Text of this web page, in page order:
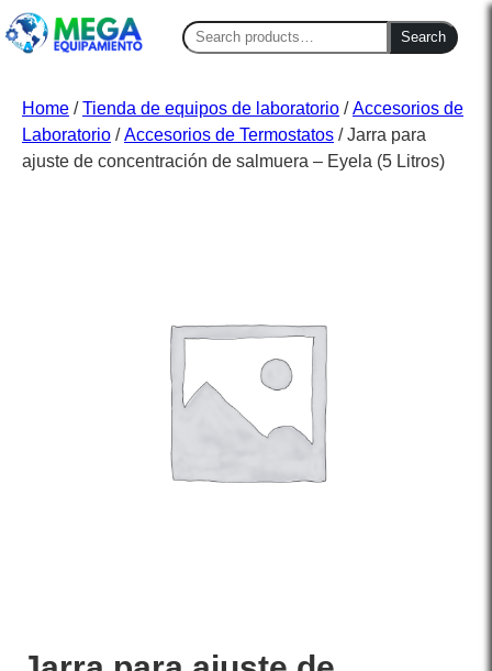
Search
for:
Search
Home /Tienda de equipos de laboratorio /Accesorios de
Laboratorio /Accesorios de Termostatos / Jarra para
ajuste de concentración de salmuera – Eyela (5 Litros)